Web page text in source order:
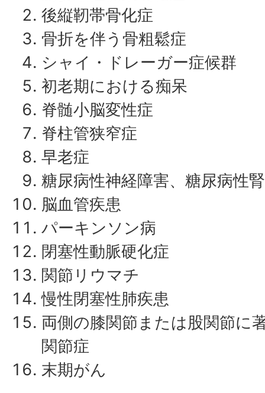
後縦靭帯骨化症
骨折を伴う骨粗鬆症
シャイ・ドレーガー症候群
初老期における痴呆
脊髄小脳変性症
脊柱管狭窄症
早老症
糖尿病性神経障害、糖尿病性
脳血管疾患
パーキンソン病
閉塞性動脈硬化症
関節リウマチ
慢性閉塞性肺疾患
両側の膝関節または股関節に
関節症
末期がん